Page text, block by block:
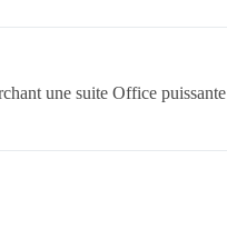
une suite Office